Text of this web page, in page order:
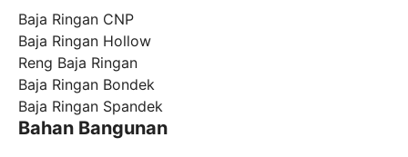
Baja Ringan CNP
Baja Ringan Hollow
Reng Baja Ringan
Baja Ringan Bondek
Baja Ringan Spandek
Bahan Bangunan